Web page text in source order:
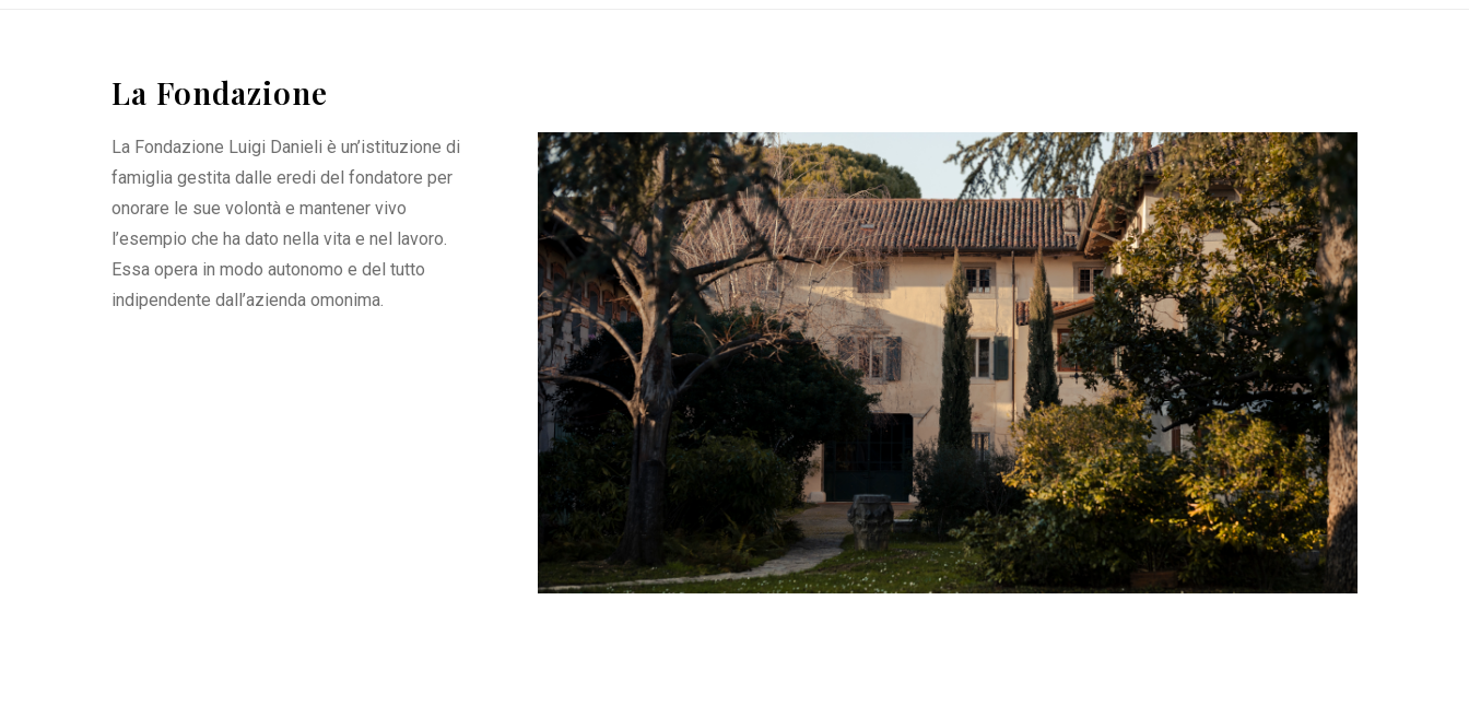
La Fondazione
La Fondazione Luigi Danieli è un’istituzione di
famiglia gestita dalle eredi del fondatore per
onorare le sue volontà e mantener vivo
l’esempio che ha dato nella vita e nel lavoro.
Essa opera in modo autonomo e del tutto
indipendente dall’azienda omonima.